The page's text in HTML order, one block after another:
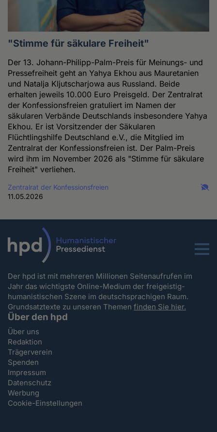
"Stimme für säkulare Freiheit"
Der 13. Johann-Philipp-Palm-Preis für Meinungs- und
Pressefreiheit geht an Yahya Ekhou aus Mauretanien
und Natalja Kljutscharjowa aus Russland. Beide
erhalten jeweils 10.000 Euro Preisgeld. Der Zentralrat
der Konfessionsfreien gratuliert im Namen der
säkularen Verbände Deutschlands insbesondere Yahya
Ekhou. Er ist Vorsitzender der Säkularen
Flüchtlingshilfe Deutschland e.V., die Mitglied im
Zentralrat der Konfessionsfreien ist. Der Palm-Preis
wird ihm im November 2026 als "Stimme für säkulare
Freiheit" verliehen.
Zentralrat der Konfessionsfreien
11.05.2026
Menu
Der hpd ist mit mehreren Millionen Seitenaufrufen im
Jahr das wichtigste Online-Medium der freigeistig-
humanistischen Szene im deutschsprachigen Raum.
Grundsatztexte zu unseren Themenfinden Sie hier.
Über den hpd
Über uns
Redaktion
Trägerverein
Spenden
Impressum
Datenschutz
Werbung
Cookie-Einstellungen